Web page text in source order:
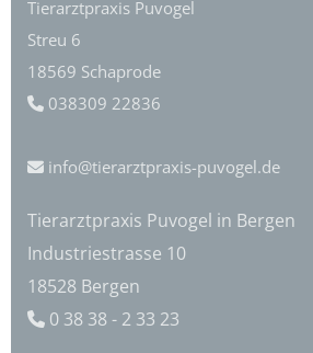
Tierarztpraxis Puvogel
Streu 6
18569 Schaprode
 038309 22836
 info@tierarztpraxis-puvogel.de
Tierarztpraxis Puvogel in Bergen
Industriestrasse 10
18528 Bergen
 0 38 38 - 2 33 23